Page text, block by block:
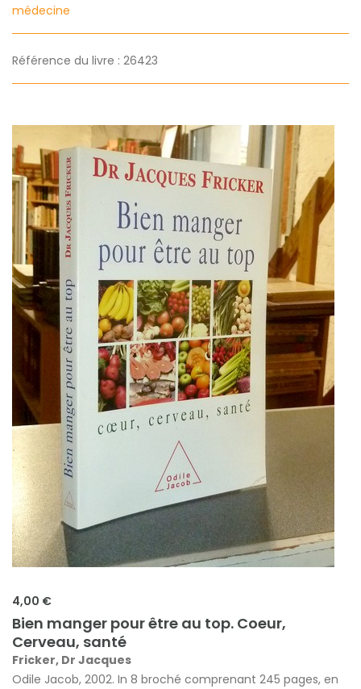
médecine
Référence du livre : 26423
4,00 €
Bien manger pour être au top. Coeur,
Cerveau, santé
Fricker, Dr Jacques
Odile Jacob, 2002. In 8 broché comprenant 245 pages, en